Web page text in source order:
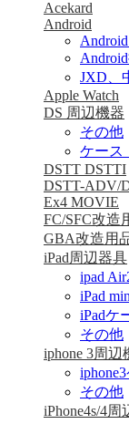
Acekard
Android
JXD、
Apple Watch
DS 周辺機器
その他
ケース
DSTT DSTTI
DSTT-ADV/
Ex4 MOVIE
FC/SFC改造
GBA改造用
iPad周辺器具
ipad
iPad
iPadケ
その他
iphone 3周辺
その他
iPhone4s/4周